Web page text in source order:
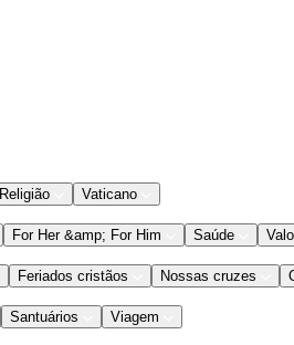
Religião Vaticano
For Her &amp; For Him Saúde
Feriados cristãos Nossas cruzes
Santuários Viagem